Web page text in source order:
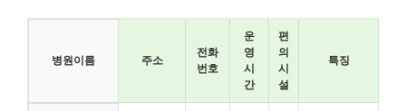
병원이름 주소
전화
번호
운
영
시
간
편
의
시
설
특징